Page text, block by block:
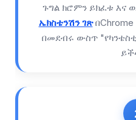
ጉግል ክሮምን ይክፈቱ እና
ኤክስቴንሽን ገጽ
በመደብሩ ውስጥ